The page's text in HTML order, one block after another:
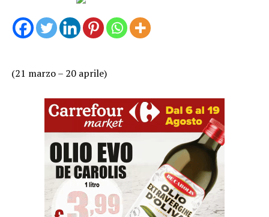
(21 marzo – 20 aprile)